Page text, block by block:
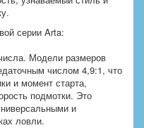
серии Arta:
Модели размеров
числом 4,9:1, что
и момент старта,
подмотки. Это
и
ловли.